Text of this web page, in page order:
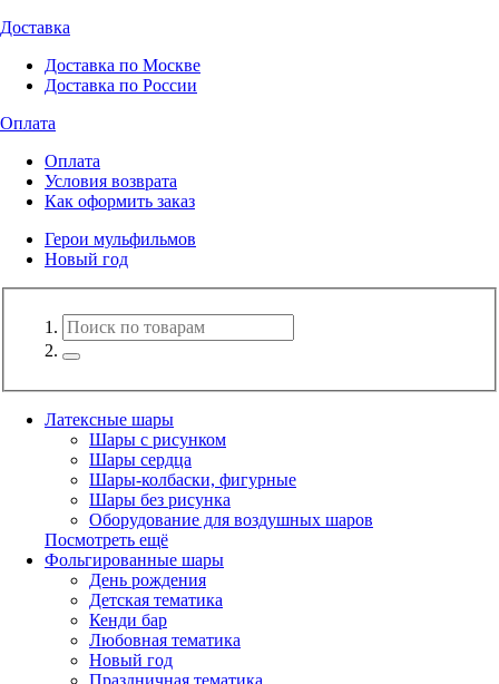
Доставка
Доставка по Москве
Доставка по России
Оплата
Оплата
Условия возврата
Как оформить заказ
Герои мульфильмов
Новый год
Латексные шары
Шары с рисунком
Шары сердца
Шары-колбаски, фигурные
Шары без рисунка
Оборудование для воздушных шаров
Посмотреть ещё
Фольгированные шары
День рождения
Детская тематика
Кенди бар
Любовная тематика
Новый год
Праздничная тематика